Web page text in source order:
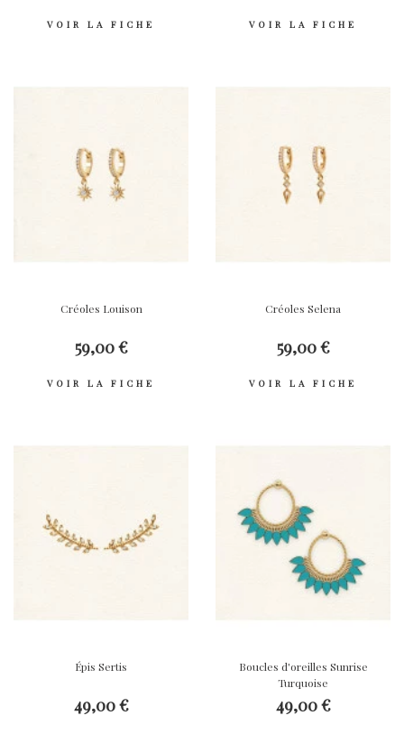
VOIR LA FICHE VOIR LA FICHE
Créoles Louison
59,00 €
VOIR LA FICHE
Créoles Selena
59,00 €
VOIR LA FICHE
Épis Sertis
49,00 €
Boucles d'oreilles Sunrise
Turquoise
49,00 €